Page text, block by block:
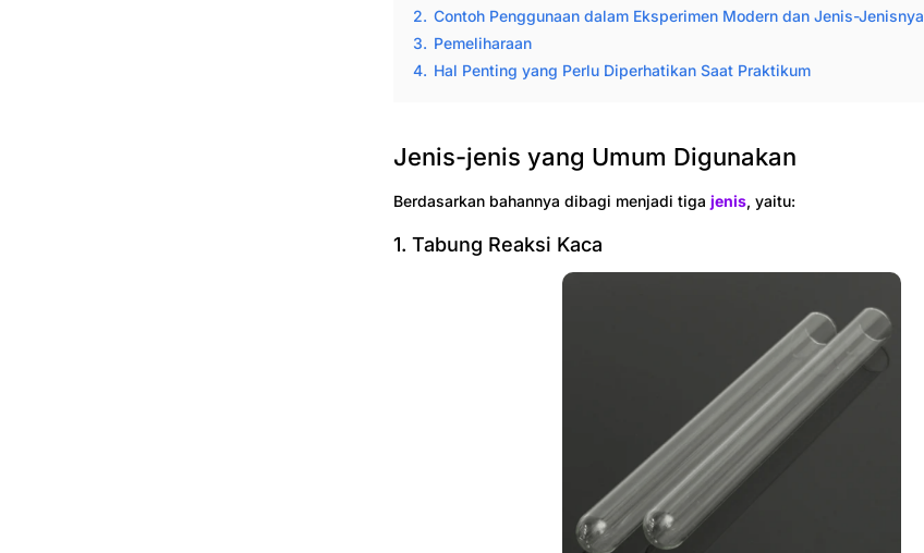
2. Contoh Penggunaan dalam Eksperimen Modern dan Jenis-Jenisnya
3. Pemeliharaan
4. Hal Penting yang Perlu Diperhatikan Saat Praktikum
Jenis-jenis yang Umum Digunakan
Berdasarkan bahannya dibagi menjadi tigajenis, yaitu:
1. Tabung Reaksi Kaca